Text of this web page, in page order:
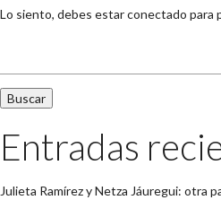
Lo siento, debes estarconectado para
Entradas
Julieta Ramírez y Netza Jáuregui: otra